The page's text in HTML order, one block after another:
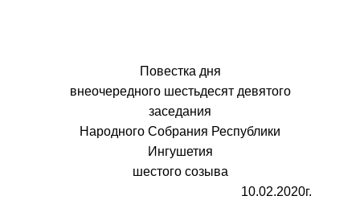
Повестка дня
внеочередного шестьдесят девятого
заседания
Народного Собрания Республики
Ингушетия
шестого созыва
10.02.2020г.